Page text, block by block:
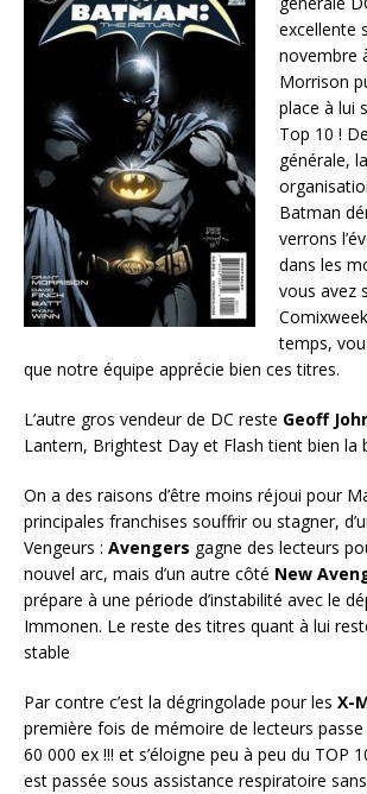
excellente
novembre
Morrison
place à lui
Top 10 !
générale,
Batman
verrons
dans les
vous avez
temps,
que notre équipe apprécie bien ces titres.
L’autre gros vendeur de DC reste Geoff
Lantern, Brightest Day et Flash tient bien la
On a des raisons d’être moins réjoui pour
principales franchises souffrir ou stagner,
Vengeurs : Avengers gagne des lecteurs
nouvel arc, mais d’un autre côté New
prépare à une période d’instabilité avec le
Immonen. Le reste des titres quant à lui
stable
Par contre c’est la dégringolade pour les X-
première fois de mémoire de lecteurs
60 000 ex !!! et s’éloigne peu à peu du TOP
est passée sous assistance respiratoire